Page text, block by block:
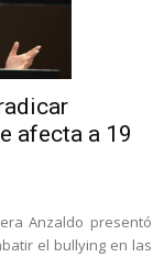
afecta a 19
Anzaldo presentó
el bullying en las